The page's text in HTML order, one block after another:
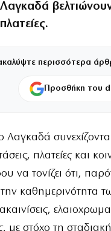
περισσότερα
Προσθήκη του
Λαγκαδά
πλατείες και
να τονίζει ότι,
την καθημερινότητα
με στόχο τη